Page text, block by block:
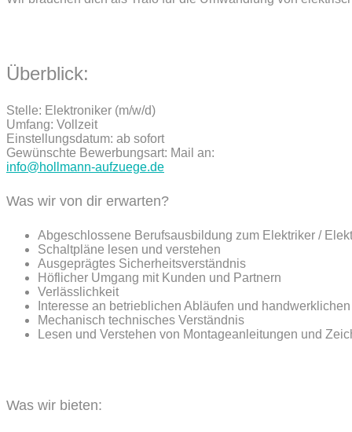
Überblick:
Stelle: Elektroniker (m/w/d)
Umfang: Vollzeit
Einstellungsdatum: ab sofort
Gewünschte Bewerbungsart: Mail an:
info@hollmann-aufzuege.de
Was wir von dir erwarten?
Abgeschlossene Berufsausbildung zum Elektriker /
Schaltpläne lesen und verstehen
Ausgeprägtes Sicherheitsverständnis
Höflicher Umgang mit Kunden und Partnern
Verlässlichkeit
Interesse an betrieblichen Abläufen und
Mechanisch technisches Verständnis
Lesen und Verstehen von Montageanleitungen und
Was wir bieten: